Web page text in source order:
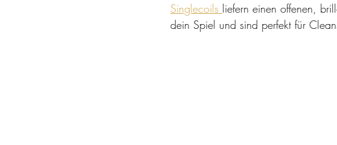
Singlecoils liefern einen offenen,
dein Spiel und sind perfekt für